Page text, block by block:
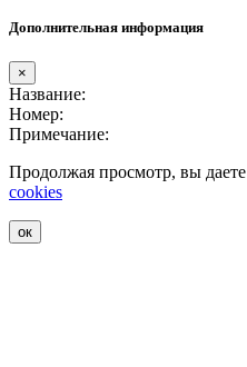
Дополнительная информация
×
Название:
Номер:
Примечание:
Продолжая просмотр, вы
cookies
ок